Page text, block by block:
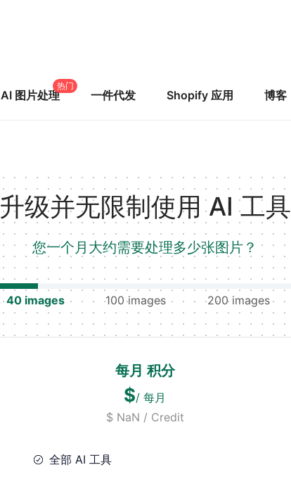
AI 图片处理
热门
一件代发 Shopify 应用 博客
升级并无限制使用 AI 工具
您一个月大约需要处理多少张图片？
40images 100 images 200images
每月 积分
$/ 每月
$ NaN / Credit
全部 AI 工具